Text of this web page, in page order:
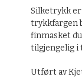
Silketrykk
trykkfargen
finmasket
tilgjengelig i
Utført av